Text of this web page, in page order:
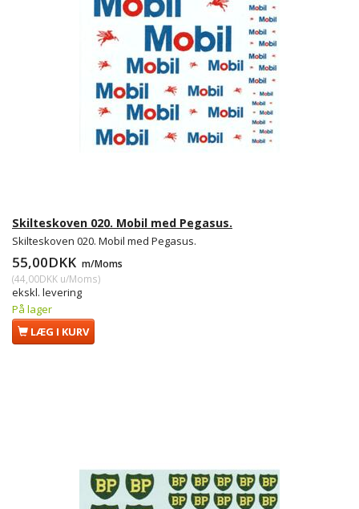
Skilteskoven 020. Mobil med Pegasus.
Skilteskoven 020. Mobil med Pegasus.
55,00DKK m/Moms
(44,00DKK u/Moms)
ekskl. levering
På lager
LÆG I KURV